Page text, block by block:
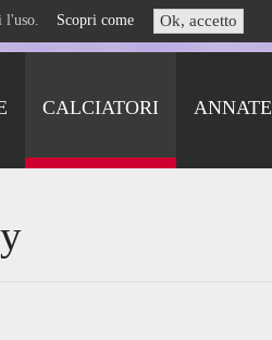
l'uso. Scopri come Ok, accetto
CALCIATORI ANNATE